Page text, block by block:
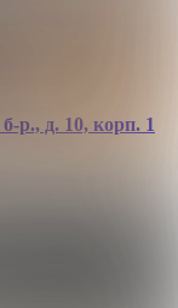
р., д. 10, корп. 1